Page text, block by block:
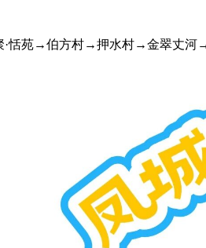
·恬苑→伯方村→押水村→金翠丈河